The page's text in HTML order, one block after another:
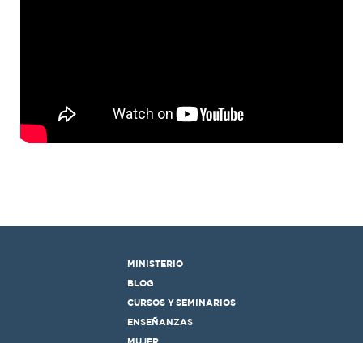
MINISTERIO
BLOG
CURSOS Y SEMINARIOS
ENSEÑANZAS
MUJER